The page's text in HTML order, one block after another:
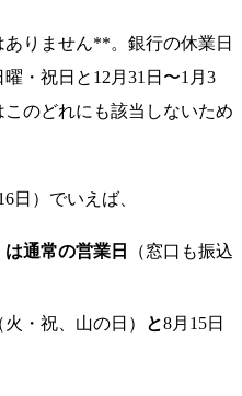
りません**。銀行の休業日
・祝日と12月31日〜1月3
のどれにも該当しないため
日）でいえば、
通常の営業日
（窓口も振込
・祝、山の日） と8月15日